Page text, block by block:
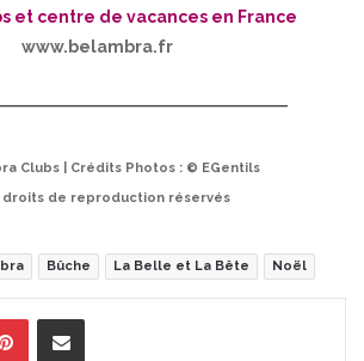
et centre de vacances en France
www.belambra.fr
Clubs | Crédits Photos : © EGentils
droits de reproduction réservés
Bûche La Belle et La Bête Noël